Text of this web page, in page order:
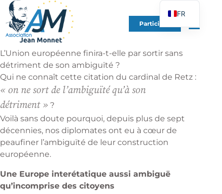
Participer
L’Union européenne finira-t-elle par sortir sans
détriment de son ambiguïté ?
Qui ne connaît cette citation du cardinal de Retz :
« on ne sort de l’ambiguïté qu’à son
détriment » ?
Voilà sans doute pourquoi, depuis plus de sept
décennies, nos diplomates ont eu à cœur de
peaufiner l’ambiguïté de leur construction
européenne.
Une Europe interétatique aussi ambiguë
qu’incomprise des citoyens
FR
EN
IT